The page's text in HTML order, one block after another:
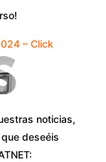
– Click
noticias,
deseéis